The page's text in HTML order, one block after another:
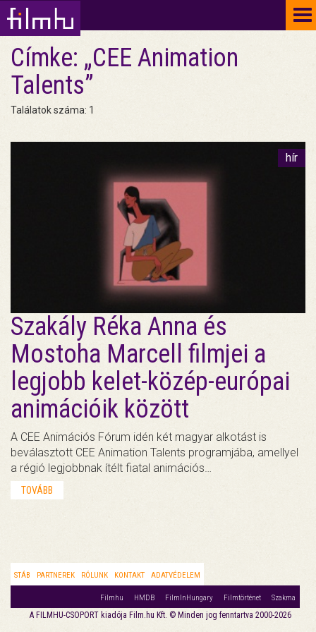
Címke: „CEE Animation
Talents”
Találatok száma: 1
hír
Szakály Réka Anna és
Mostoha Marcell filmjei a
legjobb kelet-közép-európai
animációik között
A CEE Animációs Fórum idén két magyar alkotást is
beválasztott CEE Animation Talents programjába, amellyel
a régió legjobbnak ítélt fiatal animációs…
TOVÁBB
STÁB PARTNEREK RÓLUNK KONTAKT ADATVÉDELEM
Filmhu HMDB FilmInHungary Filmtörténet Szakma
A FILMHU-CSOPORT kiadója Film.hu Kft. © Minden jog fenntartva 2000-2026